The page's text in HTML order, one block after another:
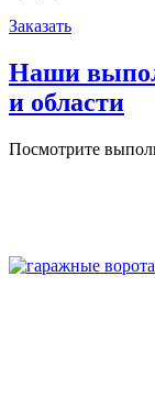
Заказать
Наши
и области
Посмотрите